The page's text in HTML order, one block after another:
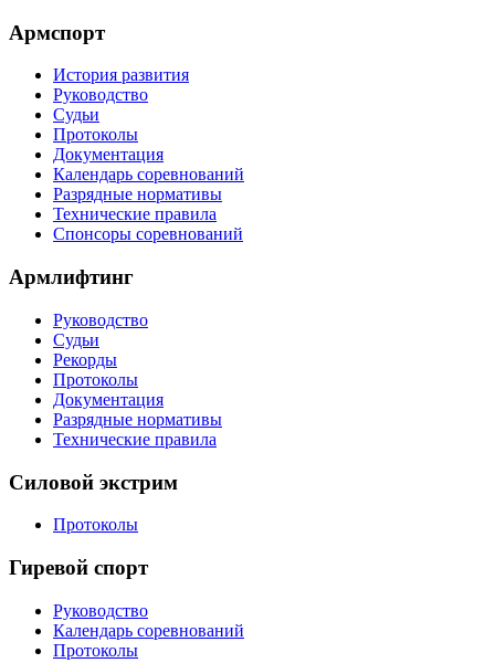
Армспорт
История развития
Руководство
Судьи
Протоколы
Документация
Календарь соревнований
Разрядные нормативы
Технические правила
Спонсоры соревнований
Армлифтинг
Руководство
Судьи
Рекорды
Протоколы
Документация
Разрядные нормативы
Технические правила
Силовой экстрим
Протоколы
Гиревой спорт
Руководство
Календарь соревнований
Протоколы